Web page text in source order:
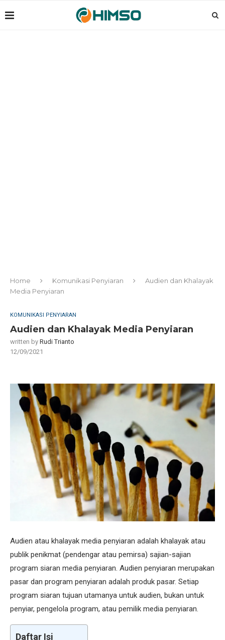
Home Komunikasi Penyiaran
Audien dan Khalayak
Media Penyiaran
KOMUNIKASI PENYIARAN
Audien dan Khalayak Media Penyiaran
written by Rudi Trianto
12/09/2021
Audien atau khalayak media penyiaran adalah khalayak atau
publik penikmat (pendengar atau pemirsa) sajian-sajian
program siaran media penyiaran. Audien penyiaran merupakan
pasar dan program penyiaran adalah produk pasar. Setiap
program siaran tujuan utamanya untuk audien, bukan untuk
penyiar, pengelola program, atau pemilik media penyiaran.
Daftar Isi